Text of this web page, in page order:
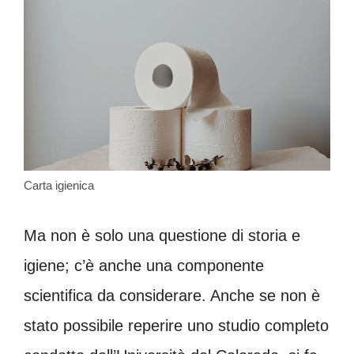
Carta igienica
Ma non è solo una questione di storia e
igiene; c’è anche una componente
scientifica da considerare. Anche se non è
stato possibile reperire uno studio completo